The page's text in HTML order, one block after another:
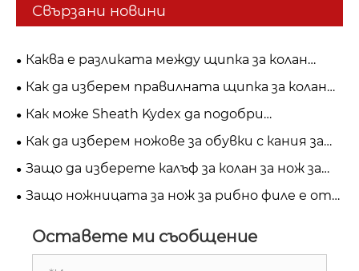
Свързани новини
Каква е разликата между щипка за колан
Kydex и система Tek-Lok?
Как да изберем правилната щипка за колан
Kydex за максимална производителност?
Как може Sheath Kydex да подобри
издръжливостта и безопасността на
вашето оборудване?
Как да изберем ножове за обувки с кания за
безопасност, удобство и ежедневна
употреба?
Защо да изберете калъф за колан за нож за
ежедневно носене и употреба на открито?
Защо ножницата за нож за рибно филе е от
производителността?
Оставете ми съобщение